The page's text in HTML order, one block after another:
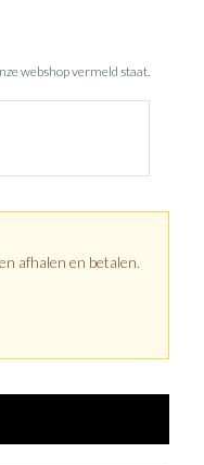
webshop vermeld staat.
afhalen en betalen.